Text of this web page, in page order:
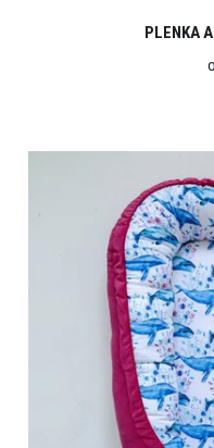
PLENKA